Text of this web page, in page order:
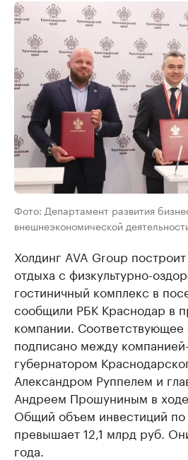
Фото: Департамент развития
внешнеэкономической
Холдинг AVA Group
отдыха с физкультурно-
гостиничный комплекс в
сообщили РБК Краснодар в
компании.
подписано между
губернатором
Александром Руппелем и
Андреем Прошуниным в
Общий объем инвестиций
превышает 12,1 млрд руб.
года.